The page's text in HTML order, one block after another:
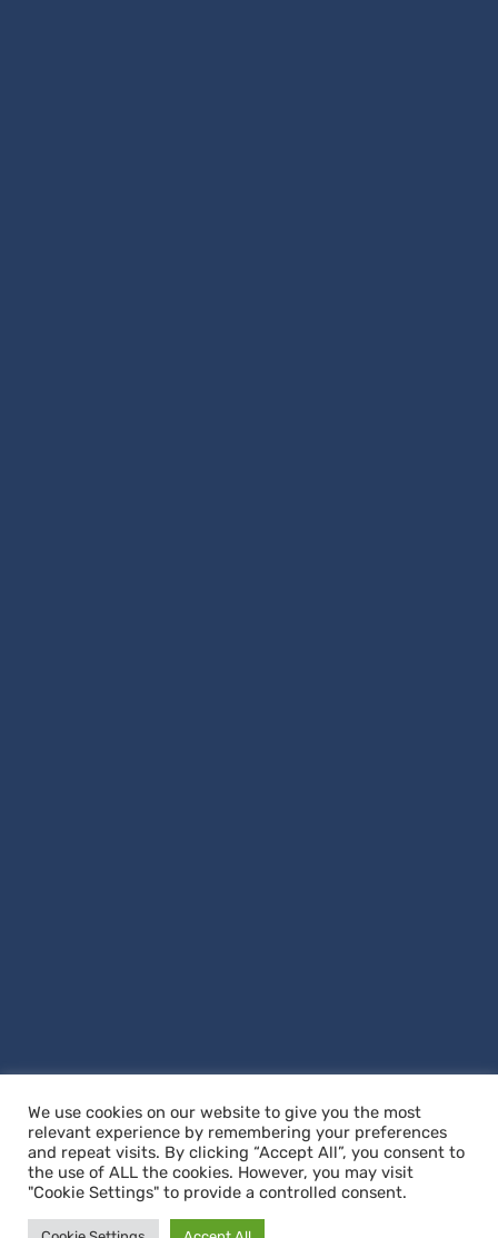
Copyright © 2026 Villa Noël. All Rights Reserved
We use cookies on our website to give you the most
relevant experience by remembering your preferences
and repeat visits. By clicking “Accept All”, you consent to
the use of ALL the cookies. However, you may visit
"Cookie Settings" to provide a controlled consent.